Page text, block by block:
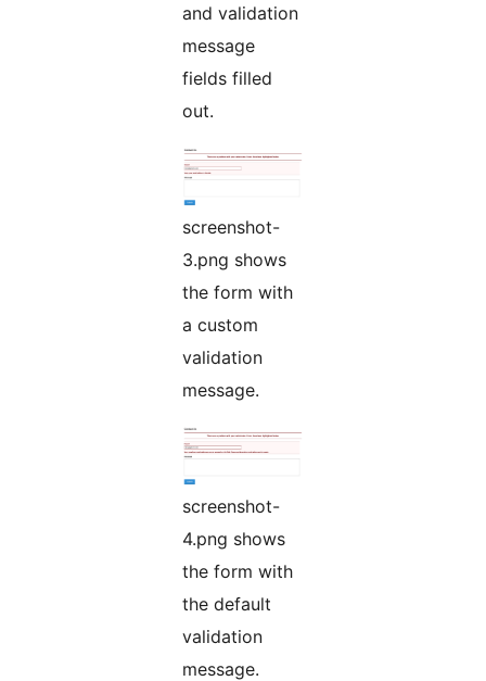
and validation
message
fields filled
out.
screenshot-
3.png shows
the form with
a custom
validation
message.
screenshot-
4.png shows
the form with
the default
validation
message.